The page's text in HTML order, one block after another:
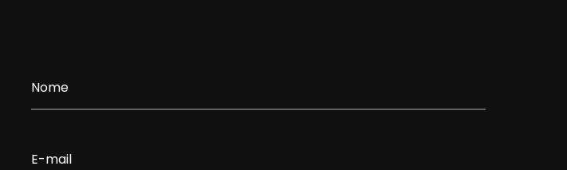
Nome
E-mail